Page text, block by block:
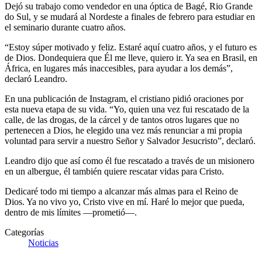
Dejó su trabajo como vendedor en una óptica de Bagé, Rio Grande
do Sul, y se mudará al Nordeste a finales de febrero para estudiar en
el seminario durante cuatro años.
“Estoy súper motivado y feliz. Estaré aquí cuatro años, y el futuro es
de Dios. Dondequiera que Él me lleve, quiero ir. Ya sea en Brasil, en
África, en lugares más inaccesibles, para ayudar a los demás”,
declaró Leandro.
En una publicación de Instagram, el cristiano pidió oraciones por
esta nueva etapa de su vida. “Yo, quien una vez fui rescatado de la
calle, de las drogas, de la cárcel y de tantos otros lugares que no
pertenecen a Dios, he elegido una vez más renunciar a mi propia
voluntad para servir a nuestro Señor y Salvador Jesucristo”, declaró.
Leandro dijo que así como él fue rescatado a través de un misionero
en un albergue, él también quiere rescatar vidas para Cristo.
Dedicaré todo mi tiempo a alcanzar más almas para el Reino de
Dios. Ya no vivo yo, Cristo vive en mí. Haré lo mejor que pueda,
dentro de mis límites —prometió—.
Categorías
Noticias